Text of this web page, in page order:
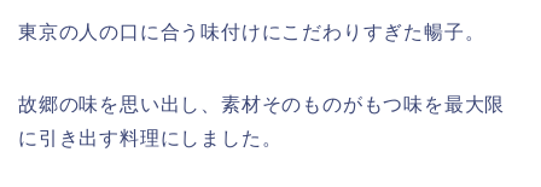
東京の人の口に合う味付けにこだわりすぎた暢子。
故郷の味を思い出し、素材そのものがもつ味を最大限
に引き出す料理にしました。